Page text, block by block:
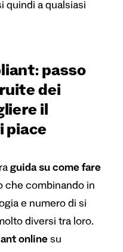
quindi a qualsiasi
passo
dei
il
piace
guida su come fare
che combinando in
e numero di si
diversi tra loro.
onlinesu